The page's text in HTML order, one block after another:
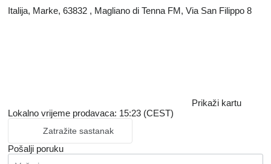
Italija, Marke, 63832 , Magliano di Tenna FM, Via San Filippo 8
Prikaži kartu
Lokalno vrijeme prodavaca: 15:23 (CEST)
Zatražite sastanak
Pošalji poruku